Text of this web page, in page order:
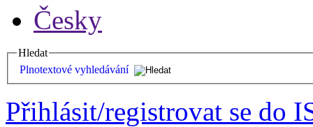
Česky
Hledat
Plnotextové vyhledávání
Přihlásit/registrovat se do